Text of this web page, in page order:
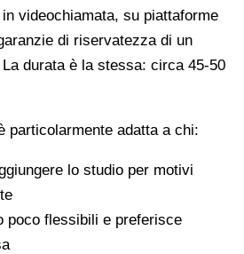
videochiamata, su piattaforme
di riservatezza di un
durata è la stessa: circa 45-50
particolarmente adatta a chi:
lo studio per motivi
poco flessibili e preferisce